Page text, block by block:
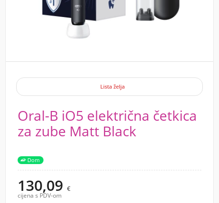
Lista želja
Oral-B iO5 električna četkica
za zube Matt Black
Dom
130,09 €
cijena s PDV-om